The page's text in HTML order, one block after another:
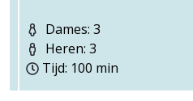
Dames: 3
Heren: 3
Tijd: 100 min